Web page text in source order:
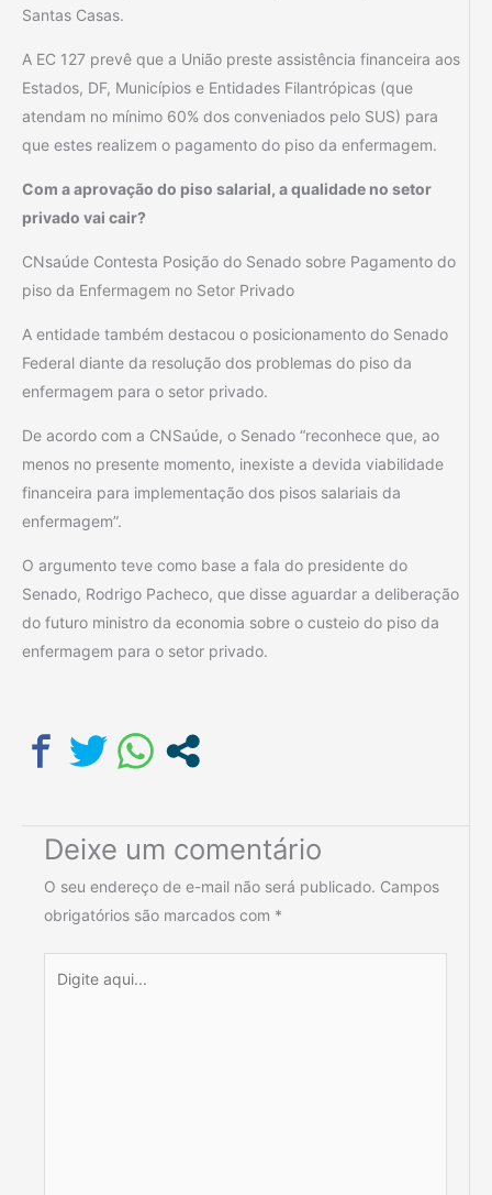
Santas Casas.
A EC 127 prevê que a União preste assistência financeira aos
Estados, DF, Municípios e Entidades Filantrópicas (que
atendam no mínimo 60% dos conveniados pelo SUS) para
que estes realizem o pagamento do piso da enfermagem.
Com a aprovação do piso salarial, a qualidade no setor
privado vai cair?
CNsaúde Contesta Posição do Senado sobre Pagamento do
piso da Enfermagem no Setor Privado
A entidade também destacou o posicionamento do Senado
Federal diante da resolução dos problemas do piso da
enfermagem para o setor privado.
De acordo com a CNSaúde, o Senado “reconhece que, ao
menos no presente momento, inexiste a devida viabilidade
financeira para implementação dos pisos salariais da
enfermagem”.
O argumento teve como base a fala do presidente do
Senado, Rodrigo Pacheco, que disse aguardar a deliberação
do futuro ministro da economia sobre o custeio do piso da
enfermagem para o setor privado.
Deixe um comentário
O seu endereço de e-mail não será publicado. Campos
obrigatórios são marcados com *
aqui...